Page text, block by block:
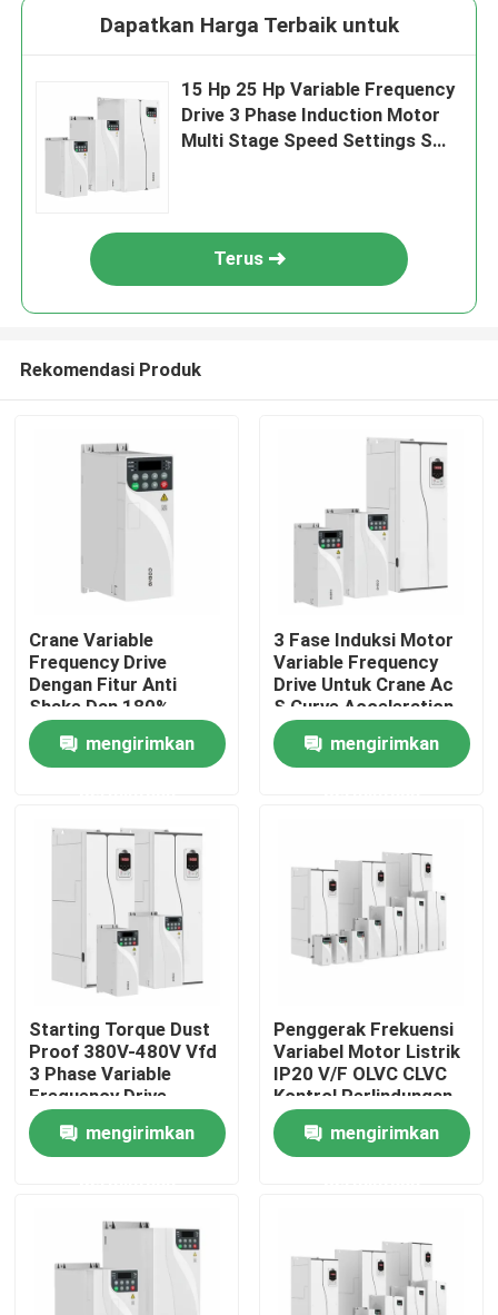
Rumah
Produk
Tentang kami
Tur Pabrik
Kontrol Kualitas
Hubungi Kami
Berita
Minta Kutipan
Penggerak Frekuensi Variabel VFD
Dapatkan Harga Terbaik untuk
15 Hp 25 Hp Variable Frequency
Drive 3 Phase Induction Motor
Multi Stage Speed Settings S
Terus
Rekomendasi Produk
Crane Variable
Frequency Drive
Dengan Fitur Anti
Shake Dan 180%
Kapasitas Overload
mengirimkan
3 Fase Induksi Motor
Variable Frequency
Drive Untuk Crane Ac
S Curve Acceleration
Deceleration
mengirimkan
Starting Torque Dust
Proof 380V-480V Vfd
3 Phase Variable
Frequency Drive
Cabinet System Untuk
Crane mengirimkan
Penggerak Frekuensi
Variabel Motor Listrik
IP20 V/F OLVC CLVC
Kontrol Perlindungan
Tali Anti Lolos
mengirimkan